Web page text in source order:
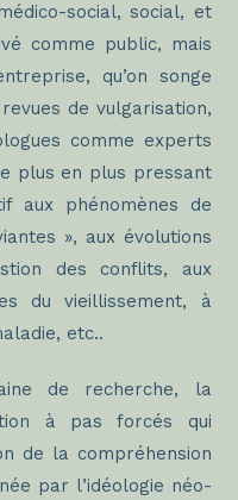
social, social, et
comme public, mais
qu’on songe
de vulgarisation,
comme experts
plus en plus pressant
aux phénomènes de
», aux évolutions
des conflits, aux
du vieillissement, à
etc..
de recherche, la
à pas forcés qui
de la compréhension
par l’idéologie néo-